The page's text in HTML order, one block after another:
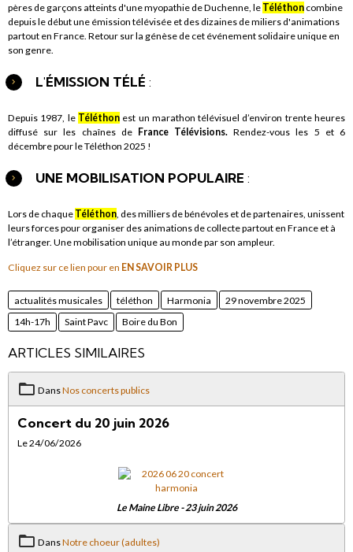
pères de garçons atteints d'une myopathie de Duchenne, le Téléthon combine
depuis le début une émission télévisée et des dizaines de miliers d'animations
partout en France. Retour sur la génèse de cet événement solidaire unique en
son genre.
L'ÉMISSION TÉLÉ :
Depuis 1987, le Téléthonest un marathon télévisuel d’environ trente heures
diffusé sur les chaînes de France Télévisions. Rendez-vous les 5 et 6
décembre pour le Téléthon 2025 !
UNE MOBILISATION POPULAIRE :
Lors de chaque Téléthon, des milliers de bénévoles et de partenaires, unissent
leurs forces pour organiser des animations de collecte partout en France et à
l’étranger. Une mobilisation unique au monde par son ampleur.
Cliquez sur ce lien pour en EN SAVOIR PLUS
actualités musicales téléthon Harmonia
29 novembre 2025
14h-17h
Saint Pavc Boire du Bon
ARTICLES SIMILAIRES
DansNos concerts publics
Concert du 20 juin 2026
Le 24/06/2026
Le Maine Libre - 23 juin 2026
DansNotre choeur (adultes)